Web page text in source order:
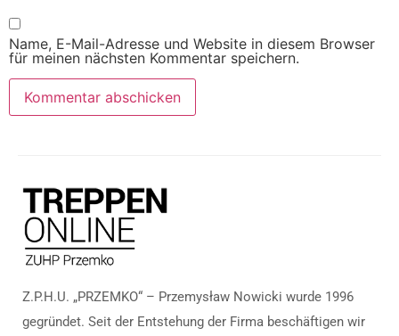
Name, E-Mail-Adresse und Website in diesem Browser
für meinen nächsten Kommentar speichern.
Z.P.H.U. „PRZEMKO“ – Przemysław Nowicki wurde 1996
gegründet. Seit der Entstehung der Firma beschäftigen wir